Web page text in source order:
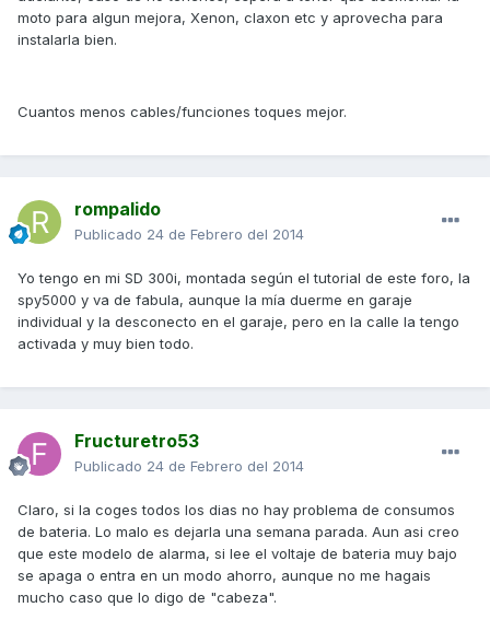
moto para algun mejora, Xenon, claxon etc y aprovecha para
instalarla bien.
Cuantos menos cables/funciones toques mejor.
rompalido
Publicado 24 de Febrero del 2014
Yo tengo en mi SD 300i, montada según el tutorial de este foro, la
spy5000 y va de fabula, aunque la mía duerme en garaje
individual y la desconecto en el garaje, pero en la calle la tengo
activada y muy bien todo.
Fructuretro53
Publicado 24 de Febrero del 2014
Claro, si la coges todos los dias no hay problema de consumos
de bateria. Lo malo es dejarla una semana parada. Aun asi creo
que este modelo de alarma, si lee el voltaje de bateria muy bajo
se apaga o entra en un modo ahorro, aunque no me hagais
mucho caso que lo digo de "cabeza".